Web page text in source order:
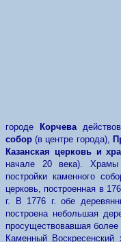
городе Корчева
собор (в центре города),
Казанская церковь и
начале 20 века).
постройки каменного
церковь, построенная в
г. В 1776 г. обе
построена небольшая
просуществовавшая более
Каменный